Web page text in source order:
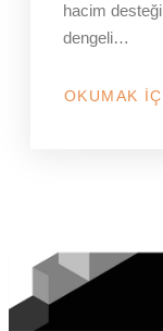
hacim
dengeli…
OKUMAK
HAKKINDA